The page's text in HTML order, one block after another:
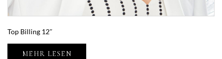
Top Billing 12″
MEHR LESEN